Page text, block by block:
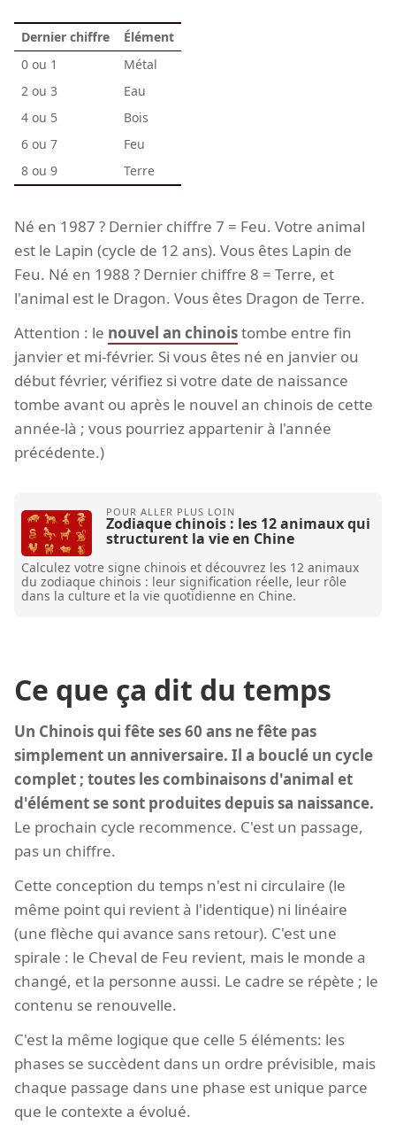
Dernier chiffre
Élément
0 ou 1
Métal
2 ou 3
Eau
4 ou 5
Bois
6 ou 7
Feu
8 ou 9
Terre
Né en 1987 ? Dernier chiffre 7 = Feu. Votre animal
est le Lapin (cycle de 12 ans). Vous êtes Lapin de
Feu. Né en 1988 ? Dernier chiffre 8 = Terre, et
l'animal est le Dragon. Vous êtes Dragon de Terre.
Attention : le nouvel an chinoistombe entre fin
janvier et mi-février. Si vous êtes né en janvier ou
début février, vérifiez si votre date de naissance
tombe avant ou après le nouvel an chinois de cette
année-là ; vous pourriez appartenir à l'année
précédente.)
Zodiaque chinois : les 12 animaux qui
structurent la vie en Chine
Calculez votre signe chinois et découvrez les 12 animaux
du zodiaque chinois : leur signification réelle, leur rôle
dans la culture et la vie quotidienne en Chine.
Ce que ça dit du temps
Un Chinois qui fête ses 60 ans ne fête pas
simplement un anniversaire. Il a bouclé un cycle
complet ; toutes les combinaisons d'animal et
d'élément se sont produites depuis sa naissance.
Le prochain cycle recommence. C'est un passage,
pas un chiffre.
Cette conception du temps n'est ni circulaire (le
même point qui revient à l'identique) ni linéaire
(une flèche qui avance sans retour). C'est une
spirale : le Cheval de Feu revient, mais le monde a
changé, et la personne aussi. Le cadre se répète ; le
contenu se renouvelle.
C'est la même logique que celle 5 éléments: les
phases se succèdent dans un ordre prévisible, mais
chaque passage dans une phase est unique parce
que le contexte a évolué.